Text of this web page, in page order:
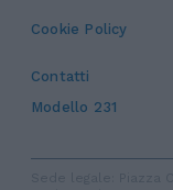
Cookie Policy
Contatti
Modello 231